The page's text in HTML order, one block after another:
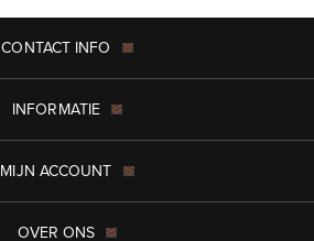
CONTACT INFO
INFORMATIE
MIJN ACCOUNT
OVER ONS